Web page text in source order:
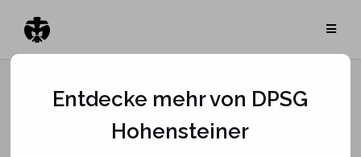
Inhalt
Coronaupdate No.3
Entdecke mehr von DPSG
Hohensteiner